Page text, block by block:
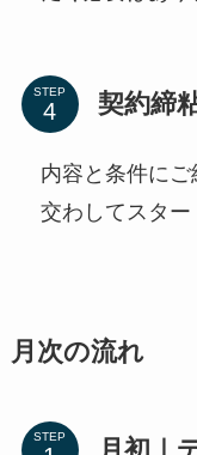
STEP 契約締
内容と条件に
交わしてスター
月次の流れ
STEP